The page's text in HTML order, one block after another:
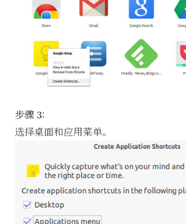
步骤 3:
选择桌面和应用菜单。